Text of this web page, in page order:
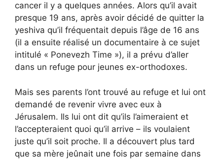
cancer il y a quelques années. Alors qu’il avait
presque 19 ans, après avoir décidé de quitter la
yeshiva qu’il fréquentait depuis l’âge de 16 ans
(il a ensuite réalisé un documentaire à ce sujet
intitulé « Ponevezh Time »), il a prévu d’aller
dans un refuge pour jeunes ex-orthodoxes.
Mais ses parents l’ont trouvé au refuge et lui ont
demandé de revenir vivre avec eux à
Jérusalem. Ils lui ont dit qu’ils l’aimeraient et
l’accepteraient quoi qu’il arrive – ils voulaient
juste qu’il soit proche. Il a découvert plus tard
que sa mère jeûnait une fois par semaine dans